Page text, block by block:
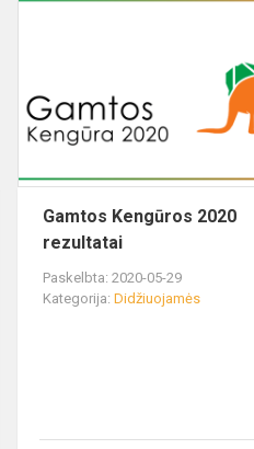
Gamtos Kengūros 2020
rezultatai
Paskelbta: 2020-05-29
Kategorija:Didžiuojamės